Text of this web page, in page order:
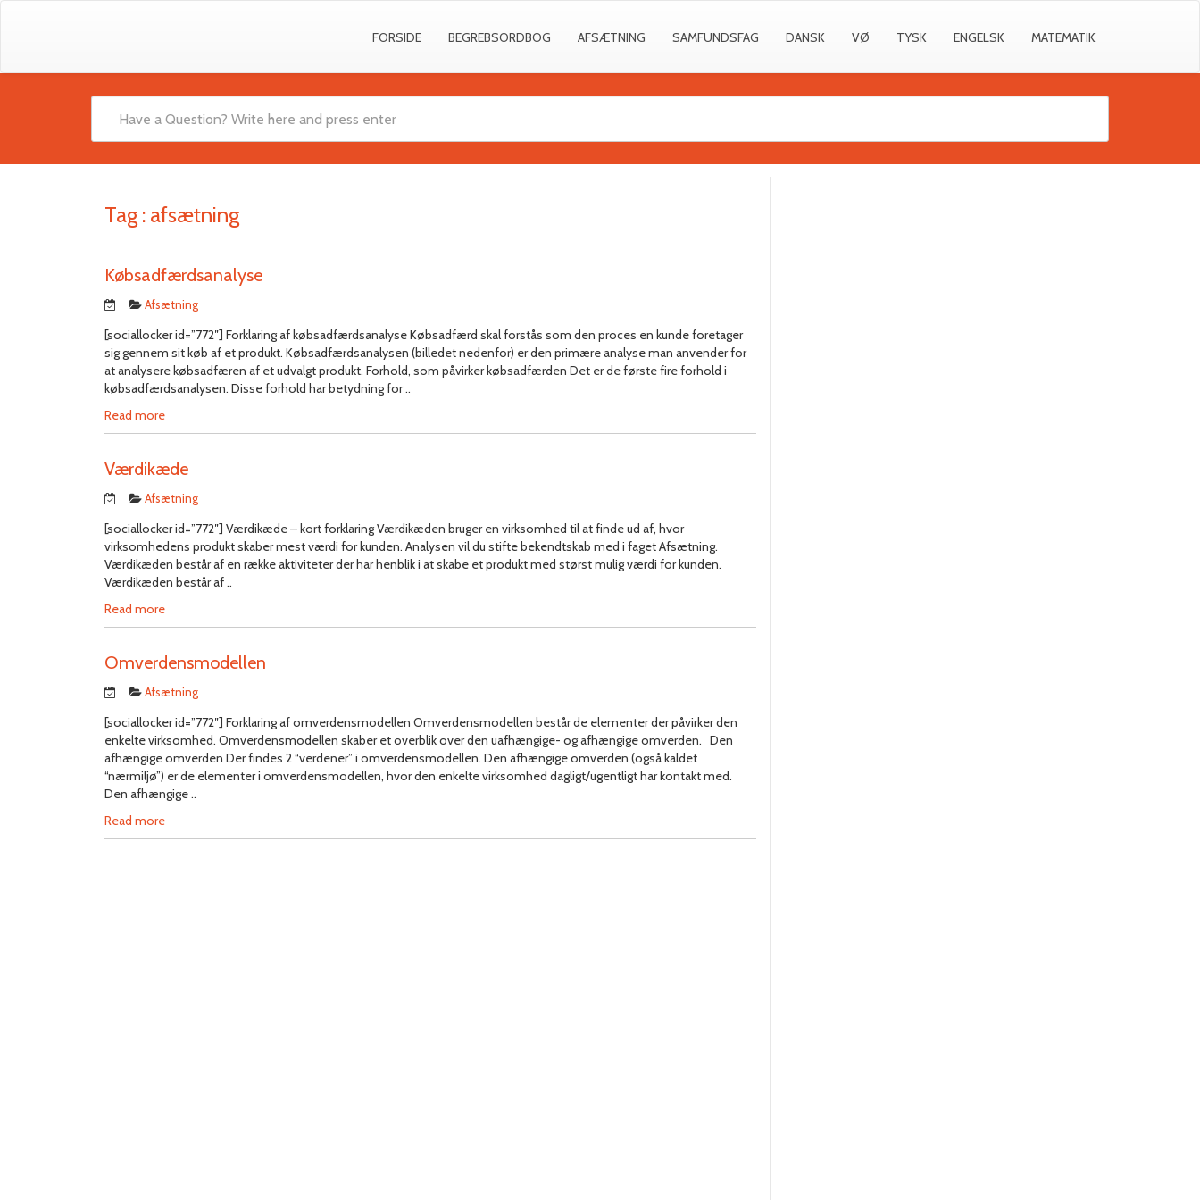
FORSIDE BEGREBSORDBOG AFSÆTNING SAMFUNDSFAG DANSK VØ TYSK ENGELSK MATEMATIK
Tag : afsætning
Købsadfærdsanalyse
Afsætning
[sociallocker id=”772″] Forklaring af købsadfærdsanalyse Købsadfærd skal forstås som den proces en kunde foretager
sig gennem sit køb af et produkt. Købsadfærdsanalysen (billedet nedenfor) er den primære analyse man anvender for
at analysere købsadfæren af et udvalgt produkt. Forhold, som påvirker købsadfærden Det er de første fire forhold i
købsadfærdsanalysen. Disse forhold har betydning for ..
Read more
Værdikæde
Afsætning
[sociallocker id=”772″] Værdikæde – kort forklaring Værdikæden bruger en virksomhed til at finde ud af, hvor
virksomhedens produkt skaber mest værdi for kunden. Analysen vil du stifte bekendtskab med i faget Afsætning.
Værdikæden består af en række aktiviteter der har henblik i at skabe et produkt med størst mulig værdi for kunden.
Værdikæden består af ..
Read more
Omverdensmodellen
Afsætning
[sociallocker id=”772″] Forklaring af omverdensmodellen Omverdensmodellen består de elementer der påvirker den
enkelte virksomhed. Omverdensmodellen skaber et overblik over den uafhængige- og afhængige omverden. Den
afhængige omverden Der findes 2 “verdener” i omverdensmodellen. Den afhængige omverden (også kaldet
“nærmiljø”) er de elementer i omverdensmodellen, hvor den enkelte virksomhed dagligt/ugentligt har kontakt med.
Den afhængige ..
Read more